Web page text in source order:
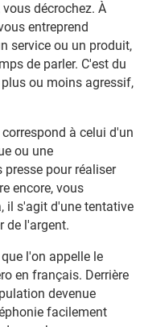
décrochez. À
entreprend
service ou un produit,
de parler. C'est du
ou moins agressif,
à celui d'un
ou une
pour réaliser
encore, vous
il s'agit d'une tentative
de l'argent.
l'on appelle le
en français. Derrière
devenue
facilement